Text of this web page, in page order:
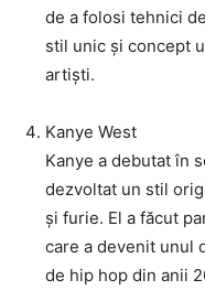
de a folosi tehnici
stil unic și concept
artiști.
Kanye West
Kanye a debutat în
dezvoltat un stil
și furie. El a făcut
care a devenit unul
de hip hop din anii